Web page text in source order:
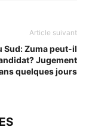
Article suivant
Sud: Zuma peut-il
Jugement
quelques jours